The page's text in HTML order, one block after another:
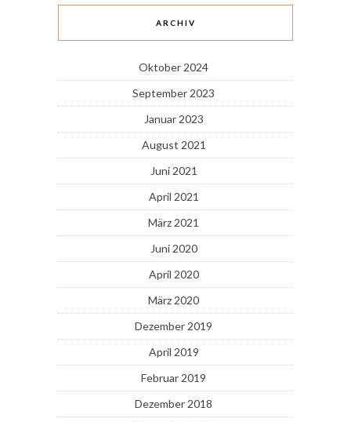
ARCHIV
Oktober 2024
September 2023
Januar 2023
August 2021
Juni 2021
April 2021
März 2021
Juni 2020
April 2020
März 2020
Dezember 2019
April 2019
Februar 2019
Dezember 2018